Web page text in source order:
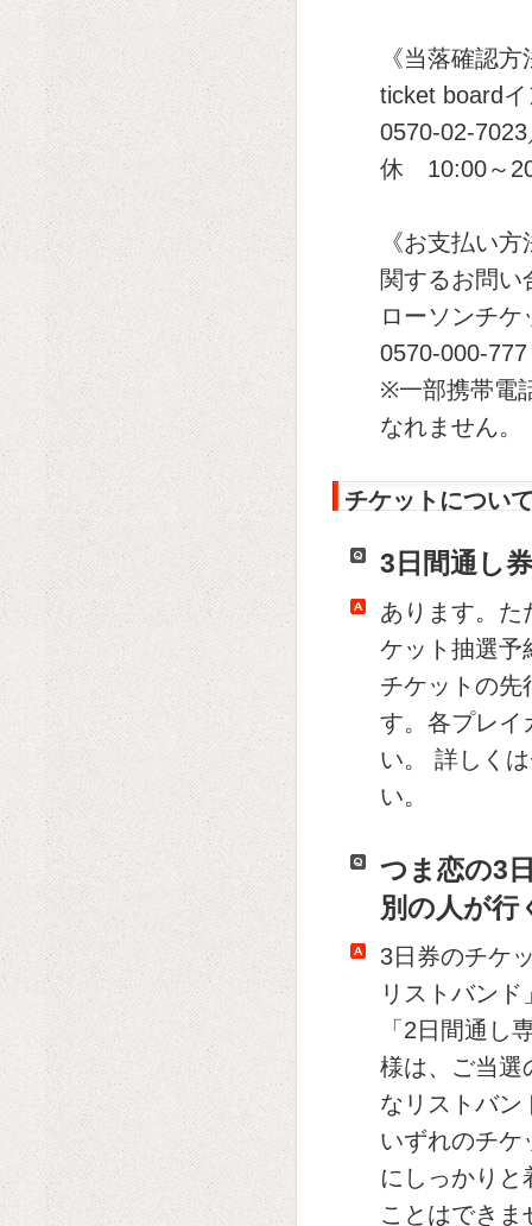
《当落確認
ticket board
0570-02-
休 10:00～
《お支払い
関するお問い
ローソンチ
0570-000-
※一部携帯電
なれません。
チケットについ
3日間通し
あります。た
ケット抽選予
チケットの先
す。各プレイ
い。 詳しく
い。
つま恋の3
別の人が行
3日券のチケ
リストバン
「2日間通し
様は、ご当選
なリストバン
いずれのチケ
にしっかりと
ことはできま